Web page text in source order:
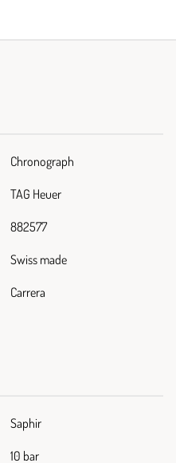
Chronograph
TAG Heuer
882577
Swiss made
Carrera
Saphir
10 bar